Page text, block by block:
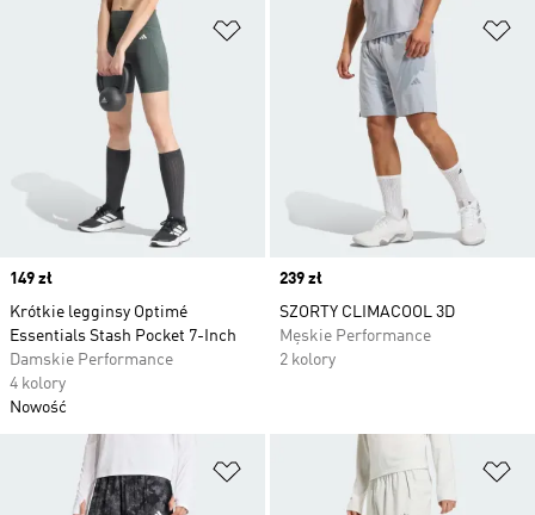
Dodaj do listy życzeń
Price
149 zł
Krótkie legginsy Optimé
Essentials Stash Pocket 7-Inch
Damskie Performance
4 kolory
Nowość
Price
239 zł
SZORTY CLIMACOOL 3D
Męskie Performance
2 kolory
Dodaj do listy życzeń